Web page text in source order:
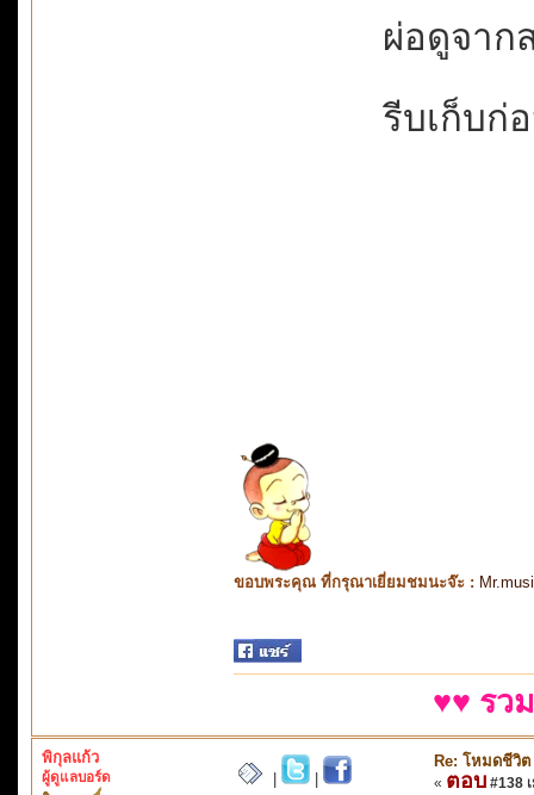
ผ่อดูจาก
รีบเก็บก่
ขอบพระคุณ ที่กรุณาเยี่ยมชมนะจ๊ะ :
♥♥ รว
พิกุลแก้ว
ผู้ดูแลบอร์ด
Re: โหมดชีวิต
« ตอบ #138